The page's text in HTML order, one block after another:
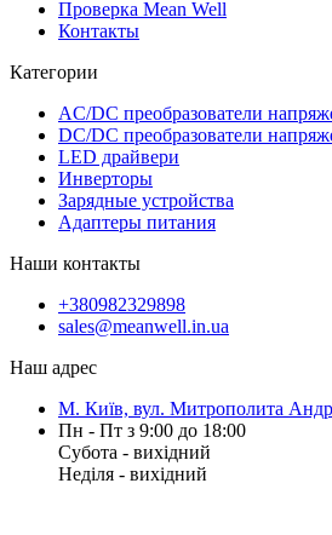
Проверка Mean Well
Контакты
Категории
AC/DC преобразователи
DC/DC преобразователи
LED драйвери
Инверторы
Зарядные устройства
Адаптеры питания
Наши контакты
+380982329898
sales@meanwell.in.ua
Наш адрес
М. Київ, вул. Митрополита
Пн - Пт з 9:00 до 18:00
Субота - вихідний
Неділя - вихідний